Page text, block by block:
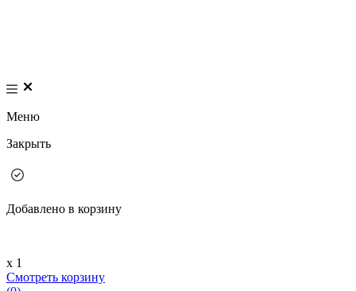
Меню
Закрыть
Добавлено в корзину
х 1
Смотреть корзину